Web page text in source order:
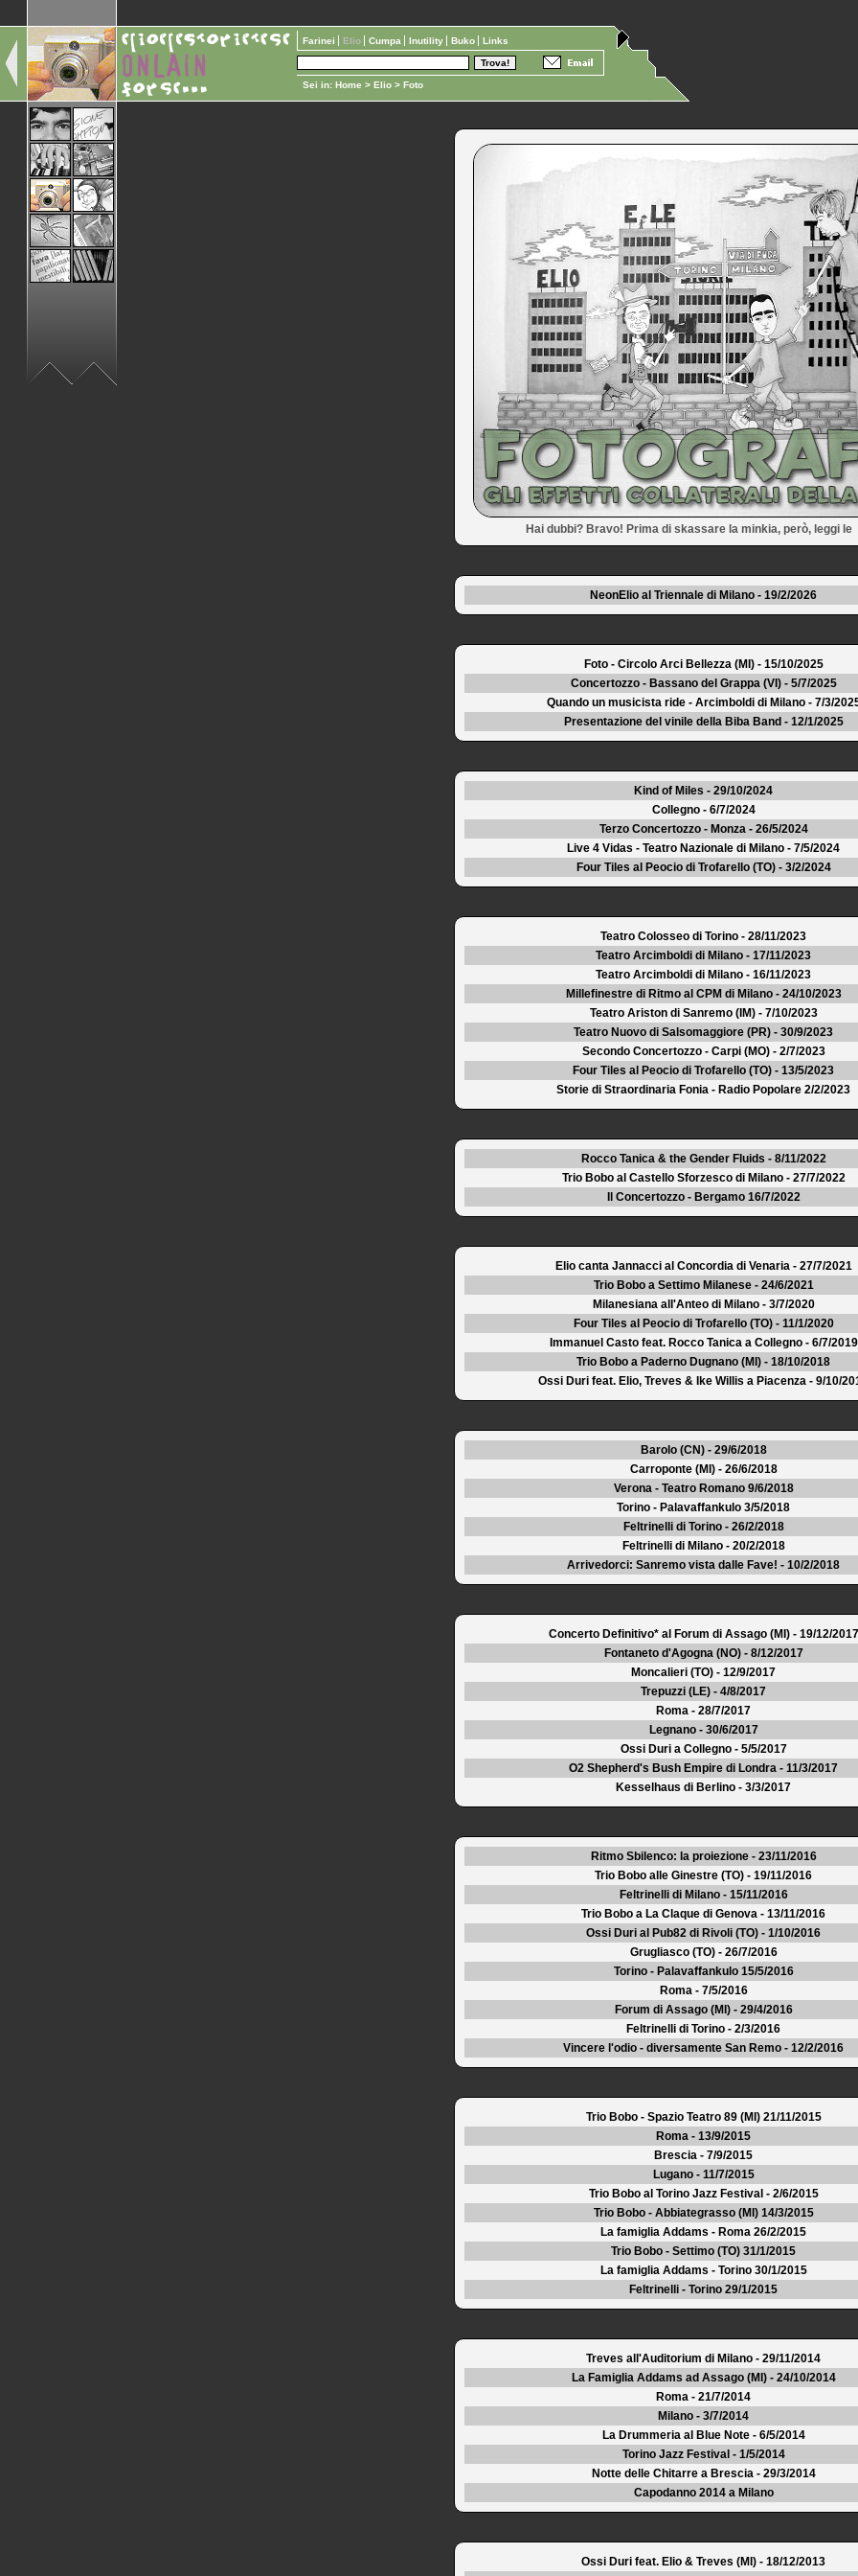
Sei in: Home > Elio > Foto
Farinei Elio Cumpa Inutility Buko Links
Hai dubbi? Bravo! Prima di skassare la minkia, però, leggi le
NeonElio al Triennale di Milano - 19/2/2026
Foto - Circolo Arci Bellezza (MI) - 15/10/2025
Concertozzo - Bassano del Grappa (VI) - 5/7/2025
Quando un musicista ride - Arcimboldi di Milano - 7/3/
Presentazione del vinile della Biba Band - 12/1/2025
Kind of Miles - 29/10/2024
Collegno - 6/7/2024
Terzo Concertozzo - Monza - 26/5/2024
Live 4 Vidas - Teatro Nazionale di Milano - 7/5/2024
Four Tiles al Peocio di Trofarello (TO) - 3/2/2024
Teatro Colosseo di Torino - 28/11/2023
Teatro Arcimboldi di Milano - 17/11/2023
Teatro Arcimboldi di Milano - 16/11/2023
Millefinestre di Ritmo al CPM di Milano - 24/10/2023
Teatro Ariston di Sanremo (IM) - 7/10/2023
Teatro Nuovo di Salsomaggiore (PR) - 30/9/2023
Secondo Concertozzo - Carpi (MO) - 2/7/2023
Four Tiles al Peocio di Trofarello (TO) - 13/5/2023
Storie di Straordinaria Fonia - Radio Popolare 2/2/2023
Rocco Tanica & the Gender Fluids - 8/11/2022
Trio Bobo al Castello Sforzesco di Milano - 27/7/2022
Il Concertozzo - Bergamo 16/7/2022
Elio canta Jannacci al Concordia di Venaria - 27/7/2021
Trio Bobo a Settimo Milanese - 24/6/2021
Milanesiana all'Anteo di Milano - 3/7/2020
Four Tiles al Peocio di Trofarello (TO) - 11/1/2020
Immanuel Casto feat. Rocco Tanica a Collegno - 6/7/2019
Trio Bobo a Paderno Dugnano (MI) - 18/10/2018
Ossi Duri feat. Elio, Treves & Ike Willis a Piacenza - 9/10/
Barolo (CN) - 29/6/2018
Carroponte (MI) - 26/6/2018
Verona - Teatro Romano 9/6/2018
Torino - Palavaffankulo 3/5/2018
Feltrinelli di Torino - 26/2/2018
Feltrinelli di Milano - 20/2/2018
Arrivedorci: Sanremo vista dalle Fave! - 10/2/2018
Concerto Definitivo* al Forum di Assago (MI) - 19/12/2017
Fontaneto d'Agogna (NO) - 8/12/2017
Moncalieri (TO) - 12/9/2017
Trepuzzi (LE) - 4/8/2017
Roma - 28/7/2017
Legnano - 30/6/2017
Ossi Duri a Collegno - 5/5/2017
O2 Shepherd's Bush Empire di Londra - 11/3/2017
Kesselhaus di Berlino - 3/3/2017
Ritmo Sbilenco: la proiezione - 23/11/2016
Trio Bobo alle Ginestre (TO) - 19/11/2016
Feltrinelli di Milano - 15/11/2016
Trio Bobo a La Claque di Genova - 13/11/2016
Ossi Duri al Pub82 di Rivoli (TO) - 1/10/2016
Grugliasco (TO) - 26/7/2016
Torino - Palavaffankulo 15/5/2016
Roma - 7/5/2016
Forum di Assago (MI) - 29/4/2016
Feltrinelli di Torino - 2/3/2016
Vincere l'odio - diversamente San Remo - 12/2/2016
Trio Bobo - Spazio Teatro 89 (MI) 21/11/2015
Roma - 13/9/2015
Brescia - 7/9/2015
Lugano - 11/7/2015
Trio Bobo al Torino Jazz Festival - 2/6/2015
Trio Bobo - Abbiategrasso (MI) 14/3/2015
La famiglia Addams - Roma 26/2/2015
Trio Bobo - Settimo (TO) 31/1/2015
La famiglia Addams - Torino 30/1/2015
Feltrinelli - Torino 29/1/2015
Treves all'Auditorium di Milano - 29/11/2014
La Famiglia Addams ad Assago (MI) - 24/10/2014
Roma - 21/7/2014
Milano - 3/7/2014
La Drummeria al Blue Note - 6/5/2014
Torino Jazz Festival - 1/5/2014
Notte delle Chitarre a Brescia - 29/3/2014
Capodanno 2014 a Milano
Ossi Duri feat. Elio & Treves (MI) - 18/12/2013